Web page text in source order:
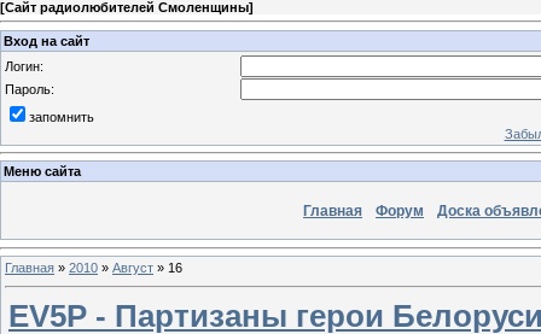
[Сайт радиолюбителей Смоленщины]
Вход на сайт
Логин:
Пароль:
запомнить
Меню сайта
Главная Форум Доска
Главная » 2010 » Август » 16
EV5P - Партизаны герои